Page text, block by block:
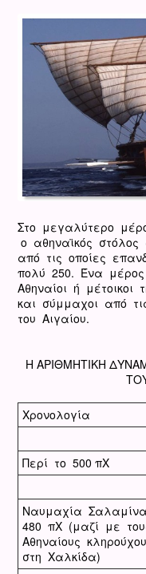
Στο μεγαλύτερο
ο αθηναϊκός στόλος
από τις οποίες
πολύ 250. Ένα
Αθηναίοι ή μέτοικοι
και σύμμαχοι από
του Αιγαίου.
Η ΑΡΙΘΜΗΤΙΚΗ
Χρονολογία
Περί το 500 πΧ
Ναυμαχία
480 πΧ (μαζί με
Αθηναίους
στη Χαλκίδα)